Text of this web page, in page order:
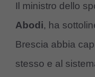
Il ministro dello
Abodi, ha
Brescia abbia
stesso e al